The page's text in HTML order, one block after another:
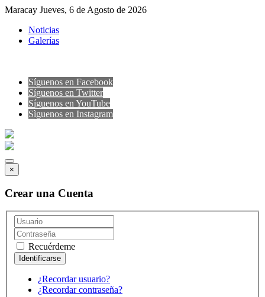
Maracay Jueves, 6 de Agosto de 2026
Noticias
Galerías
Síguenos en Facebook
Síguenos en Twitter
Síguenos en YouTube
Sìguenos en Instagram
×
Crear una Cuenta
Recuérdeme
¿Recordar usuario?
¿Recordar contraseña?